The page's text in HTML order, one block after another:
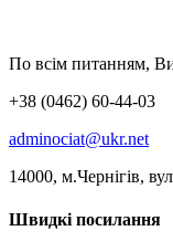
По всім питанням,
+38 (0462) 60-44-03
adminociat@ukr.net
14000, м.Чернігів,
Швидкі посилання